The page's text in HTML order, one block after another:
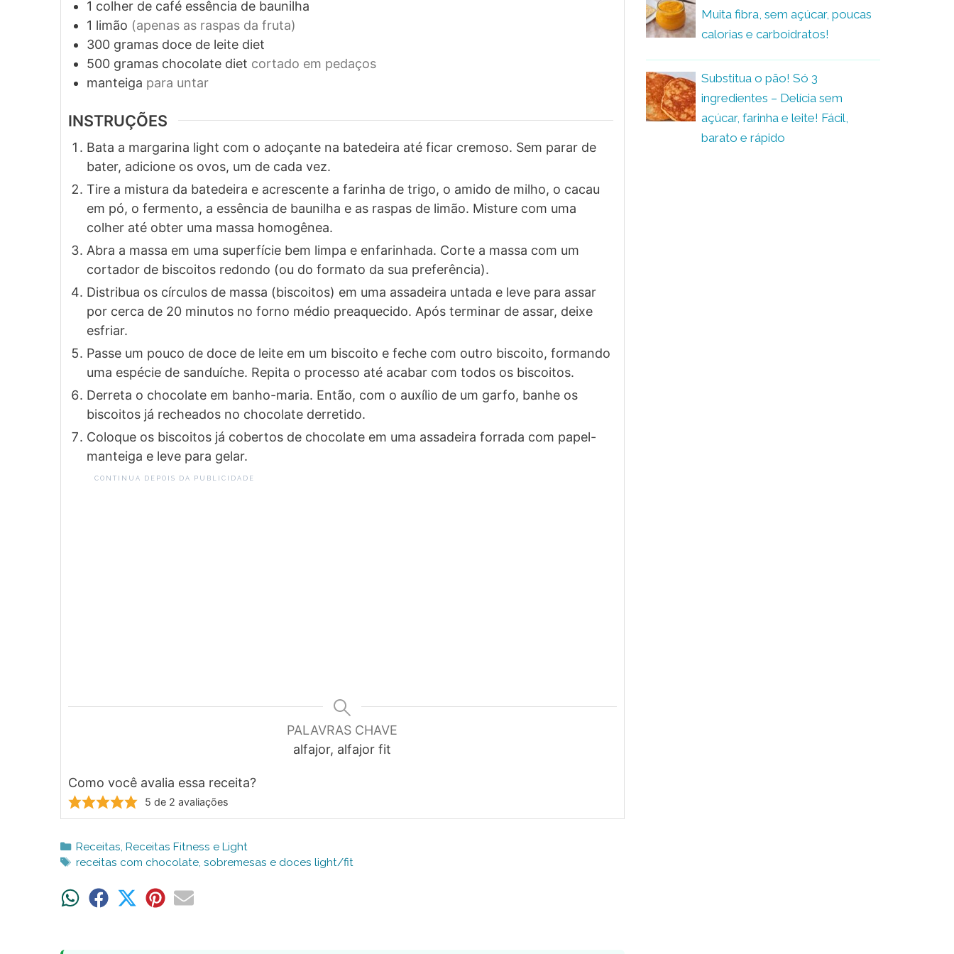
1 colher de café essência de baunilha
1 limão (apenas as raspas da fruta)
300 gramas doce de leite diet
500 gramas chocolate diet cortado em pedaços
manteiga para untar
INSTRUÇÕES
Bata a margarina light com o adoçante na batedeira até ficar cremoso. Sem parar de
bater, adicione os ovos, um de cada vez.
Tire a mistura da batedeira e acrescente a farinha de trigo, o amido de milho, o cacau
em pó, o fermento, a essência de baunilha e as raspas de limão. Misture com uma
colher até obter uma massa homogênea.
Abra a massa em uma superfície bem limpa e enfarinhada. Corte a massa com um
cortador de biscoitos redondo (ou do formato da sua preferência).
Distribua os círculos de massa (biscoitos) em uma assadeira untada e leve para assar
por cerca de 20 minutos no forno médio preaquecido. Após terminar de assar, deixe
esfriar.
Passe um pouco de doce de leite em um biscoito e feche com outro biscoito, formando
uma espécie de sanduíche. Repita o processo até acabar com todos os biscoitos.
Derreta o chocolate em banho-maria. Então, com o auxílio de um garfo, banhe os
biscoitos já recheados no chocolate derretido.
Coloque os biscoitos já cobertos de chocolate em uma assadeira forrada com papel-
manteiga e leve para gelar.
CONTINUA DEPOIS DA PUBLICIDADE
PALAVRAS CHAVE
alfajor, alfajor fit
Como você avalia essa receita?
5 de 2 avaliações
Categorias
Receitas, Receitas Fitness e Light
Tags
receitas com chocolate, sobremesas e doces light/fit
ShareShare ShareShareShare
Muita fibra, sem açúcar, poucas
calorias e carboidratos!
Substitua o pão! Só 3
ingredientes – Delícia sem
açúcar, farinha e leite! Fácil,
barato e rápido